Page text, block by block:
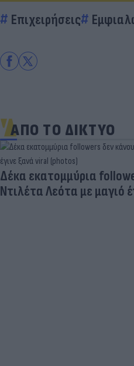
Επιχειρήσεις
ΑΠΟ ΤΟ ΔΙΚΤΥΟ
Δέκα εκατομμύρια
Ντιλέτα Λεότα με μαγιό